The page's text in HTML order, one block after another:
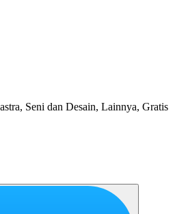
Seni dan Desain, Lainnya, Gratis